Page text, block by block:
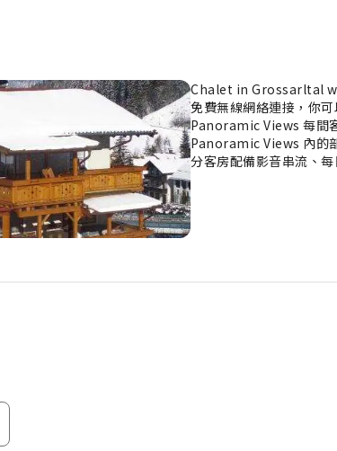
Chalet in Grossarltal
免費無線網絡連接，你
Panoramic Views 每間
Panoramic Views 內的
分客房配備影音串流、